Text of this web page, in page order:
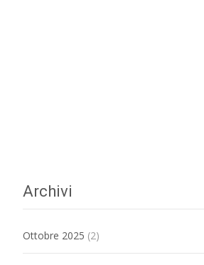
Archivi
Ottobre 2025 (2)